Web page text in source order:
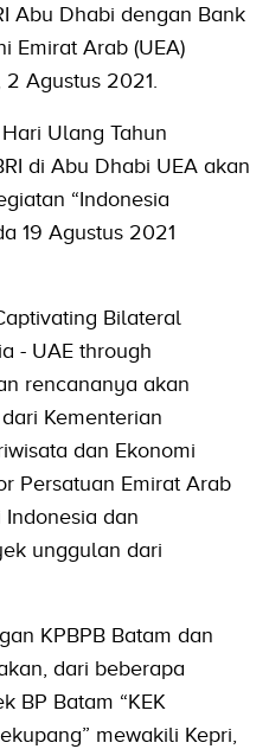
Abu Dhabi dengan Bank
Emirat Arab (UEA)
Agustus 2021.
Ulang Tahun
di Abu Dhabi UEA akan
“Indonesia
19 Agustus 2021
Bilateral
- UAE through
rencananya akan
Kementerian
dan Ekonomi
Persatuan Emirat Arab
Indonesia dan
unggulan dari
KPBPB Batam dan
dari beberapa
BP Batam “KEK
mewakili Kepri,